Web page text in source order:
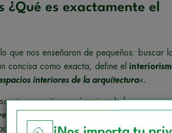
¿Qué es exactamente el
que nos enseñaron de pequeños: buscar
concisa como exacta, define el
interiores de la arquitectura«.
pero tiene más miga de lo que